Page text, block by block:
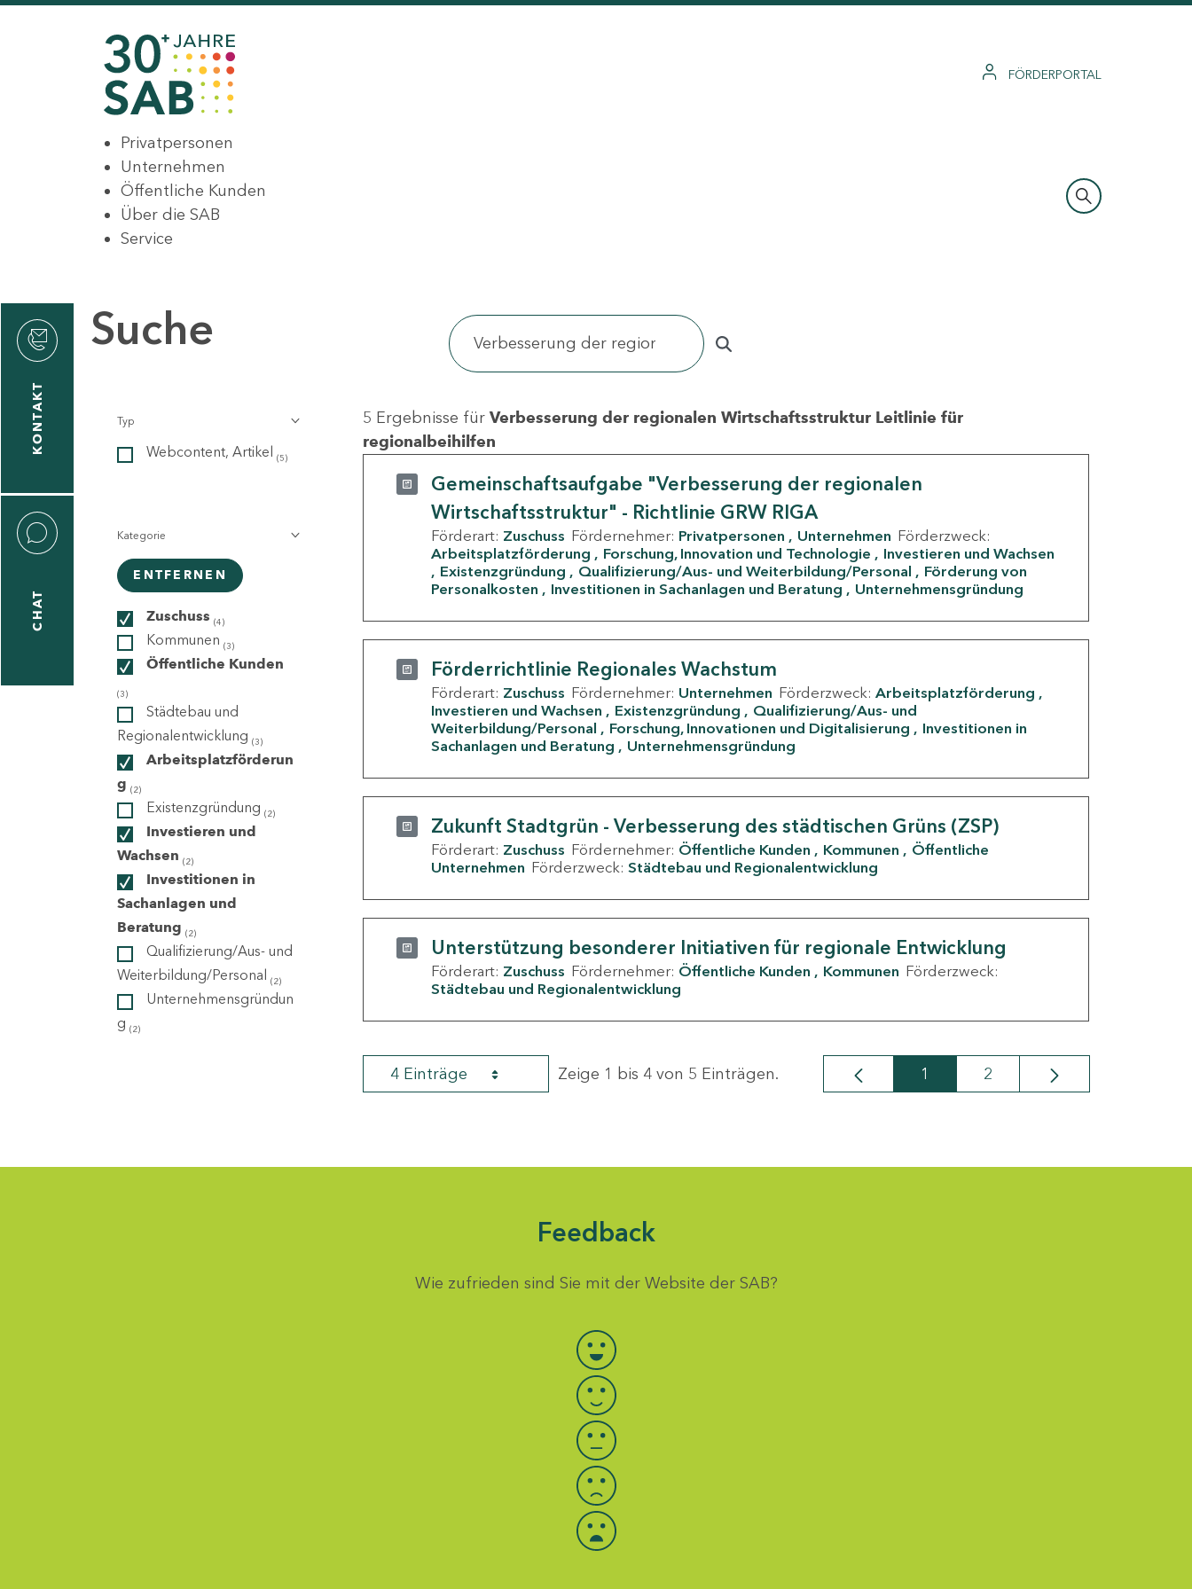
FÖRDERPORTAL
Privatpersonen
Unternehmen
Öffentliche Kunden
Über die SAB
Service
KONTAKT
CHAT
Suche
Typ
Webcontent, Artikel (5)
Kategorie
ENTFERNEN
Zuschuss (4)
Kommunen (3)
Öffentliche Kunden
(3)
Städtebau und
Regionalentwicklung (3)
Arbeitsplatzförderun
g (2)
Existenzgründung (2)
Investieren und
Wachsen (2)
Investitionen in
Sachanlagen und
Beratung (2)
Qualifizierung/Aus- und
Weiterbildung/Personal (2)
Unternehmensgründun
g (2)
5 Ergebnisse für Verbesserung der regionalen Wirtschaftsstruktur Leitlinie für
regionalbeihilfen
Gemeinschaftsaufgabe "Verbesserung der regionalen
Wirtschaftsstruktur" - Richtlinie GRW RIGA
Förderart: Zuschuss Fördernehmer: Privatpersonen Unternehmen Förderzweck:
Arbeitsplatzförderung
Forschung, Innovation und Technologie
Investieren und Wachsen
Existenzgründung
Qualifizierung/Aus- und Weiterbildung/Personal
Förderung von
Personalkosten
Investitionen in Sachanlagen und Beratung Unternehmensgründung
Förderrichtlinie Regionales Wachstum
Förderart: Zuschuss Fördernehmer: Unternehmen Förderzweck: Arbeitsplatzförderung
Investieren und Wachsen
Existenzgründung
Qualifizierung/Aus- und
Weiterbildung/Personal
Forschung, Innovationen und Digitalisierung
Investitionen in
Sachanlagen und Beratung
Unternehmensgründung
Zukunft Stadtgrün - Verbesserung des städtischen Grüns (ZSP)
Förderart: Zuschuss Fördernehmer: Öffentliche Kunden Kommunen
Öffentliche
Unternehmen Förderzweck: Städtebau und Regionalentwicklung
Unterstützung besonderer Initiativen für regionale Entwicklung
Förderart: Zuschuss Fördernehmer: Öffentliche Kunden Kommunen Förderzweck:
Städtebau und Regionalentwicklung
4 Einträge Zeige 1 bis 4 von 5 Einträgen. Seite
1 Seite
2
Feedback
Wie zufrieden sind Sie mit der Website der SAB?
Bewertung auswählen